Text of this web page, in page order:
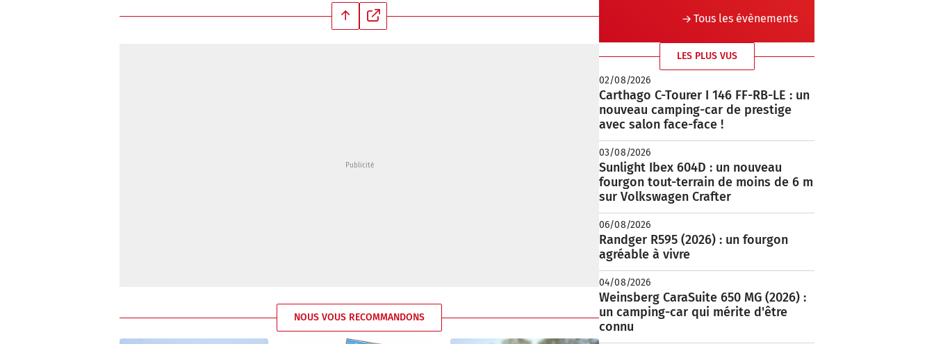
NOUS VOUS RECOMMANDONS
Tous les évènements
LES PLUS VUS
02/08/2026
Carthago C-Tourer I 146 FF-RB-LE : un
nouveau camping-car de prestige
avec salon face-face !
03/08/2026
Sunlight Ibex 604D : un nouveau
fourgon tout-terrain de moins de 6 m
sur Volkswagen Crafter
06/08/2026
Randger R595 (2026) : un fourgon
agréable à vivre
04/08/2026
Weinsberg CaraSuite 650 MG (2026) :
un camping-car qui mérite d'être
connu